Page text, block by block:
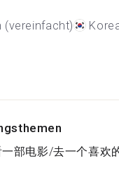
(vereinfacht)
部电影/去一个喜欢